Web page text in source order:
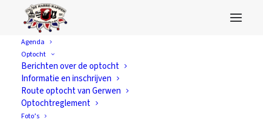
Agenda
Optocht
Berichten over de optocht
Informatie en inschrijven
Route optocht van Gerwen
Optochtreglement
Foto’s
2016